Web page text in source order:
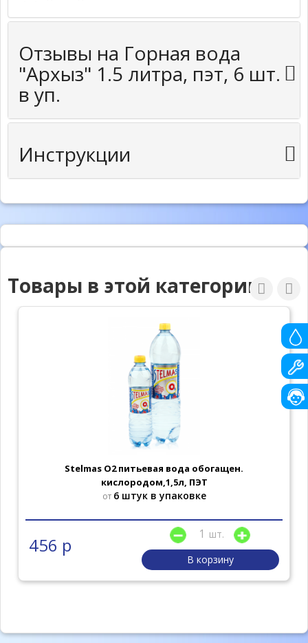
Отзывы на Горная вода
"Архыз" 1.5 литра, пэт, 6 шт.
в уп.
Инструкции
Товары в этой категории
Stelmas O2 питьевая вода обогащен.
кислородом,1,5л, ПЭТ
от 6 штук в упаковке
456 р
шт.
В корзину